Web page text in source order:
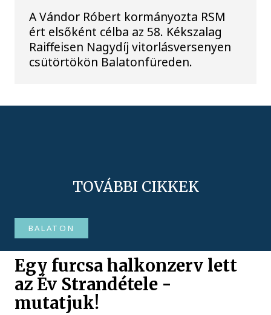
A Vándor Róbert kormányozta RSM
ért elsőként célba az 58. Kékszalag
Raiffeisen Nagydíj vitorlásversenyen
csütörtökön Balatonfüreden.
TOVÁBBI CIKKEK
BALATON
Egy furcsa halkonzerv lett
az Év Strandétele -
mutatjuk!